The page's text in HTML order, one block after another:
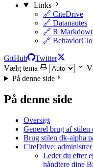
Links
🔗 CiteDrive
🔗 Datanautes
🔗 R
🔗
GitHub
Twitter
Vælg tema
På denne side
På denne side
Oversigt
Generel brug af stilen
Brug stilen dk-alpha
CiteDrive:
Leder du efter
håndtere dine